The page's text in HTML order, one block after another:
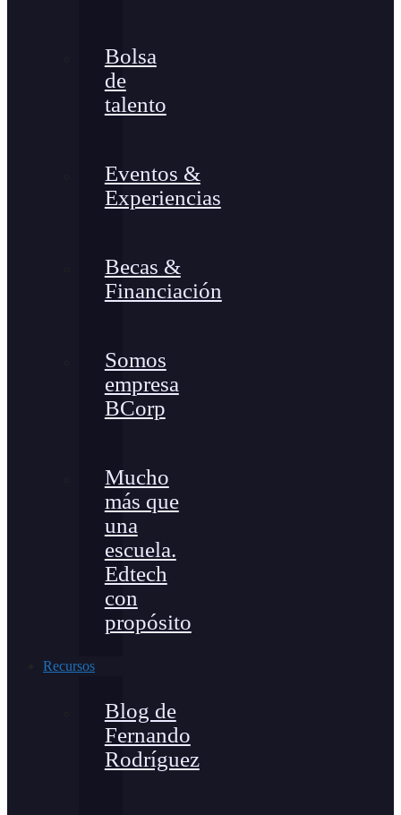
Bolsa
de
talento
Eventos &
Experiencias
Becas &
Financiación
Somos
empresa
BCorp
Mucho
más que
una
escuela.
Edtech
con
propósito
Recursos
Blog de
Fernando
Rodríguez